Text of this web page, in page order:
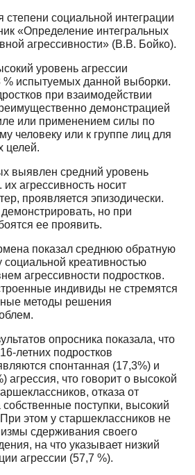
социальной интеграции
«Определение интегральных
агрессивности» (В.В. Бойко).
уровень агрессии
% испытуемых данной выборки.
при взаимодействии
демонстрацией
или применением силы по
человеку или к группе лиц для
целей.
выявлен средний уровень
их агрессивность носит
проявляется эпизодически.
но при
ее проявить.
показал среднюю обратную
креативностью
агрессивности подростков.
индивиды не стремятся
методы решения
опросника показала, что
летних подростков
спонтанная (17,3%) и
агрессия, что говорит о высокой
отказа от
собственные поступки, высокий
При этом у старшеклассников не
сдерживания своего
на что указывает низкий
агрессии (57,7 %).